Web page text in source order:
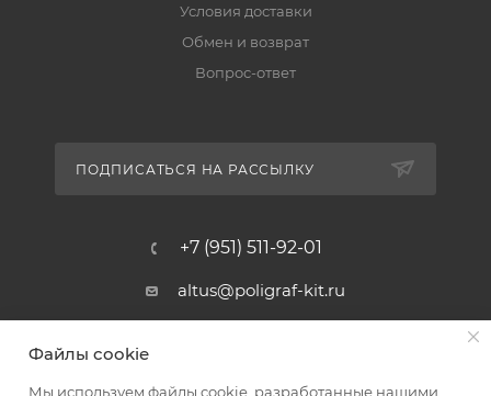
Условия доставки
Обмен и возврат
Вопрос-ответ
ПОДПИСАТЬСЯ НА РАССЫЛКУ
+7 (951) 511-92-01
altus@poligraf-kit.ru
Ростовская обл, Аксайский р-н,
Файлы cookie
Мы используем файлы cookie, разработанные нашими